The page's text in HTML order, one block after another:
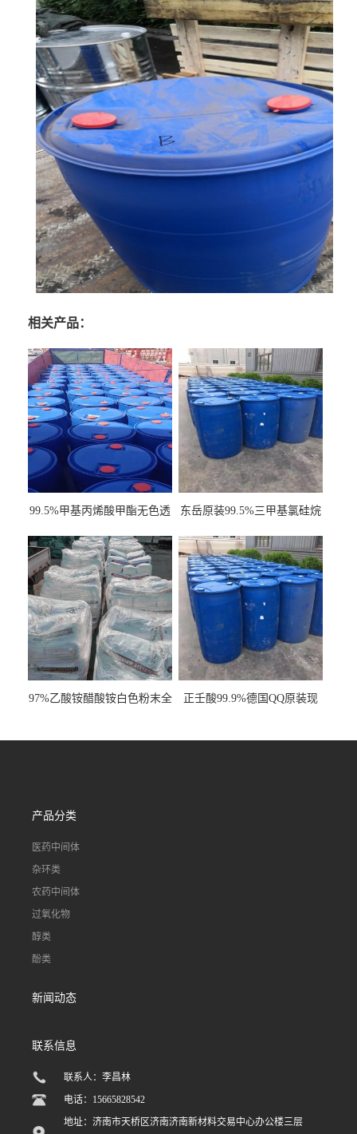
相关产品：
99.5%甲基丙烯酸甲酯无色透
东岳原装99.5%三甲基氯硅烷
97%乙酸铵醋酸铵白色粉末全
正壬酸99.9%德国QQ原装现
产品分类
医药中间体
杂环类
农药中间体
过氧化物
醇类
酚类
新闻动态
联系信息
联系人：李昌林
电话：15665828542
地址：济南市天桥区济南济南新材料交易中心办公楼三层